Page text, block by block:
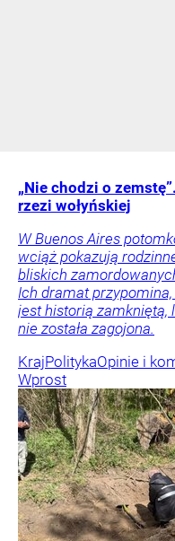
„Nie chodzi o
rzezi wołyńskiej
W Buenos Aires
wciąż pokazują
bliskich
Ich dramat
jest historią zamkniętą,
nie została zagojona.
KrajPolitykaOpinie i
Wprost